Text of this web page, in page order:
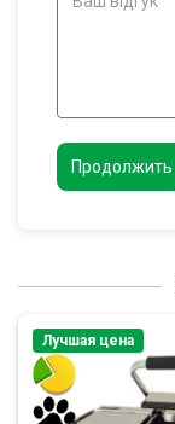
Продолжить
Лучшая цена